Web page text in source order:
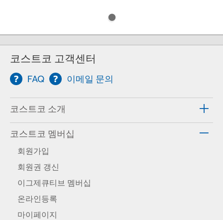
코스트코 고객센터
FAQ 이메일 문의
코스트코 소개
코스트코 멤버십
회원가입
회원권 갱신
이그제큐티브 멤버십
온라인등록
마이페이지